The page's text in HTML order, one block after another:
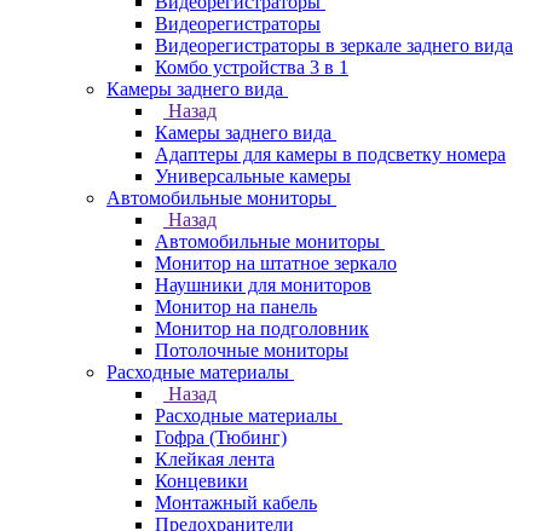
Видеорегистраторы
Видеорегистраторы в зеркале заднего вида
Комбо устройства 3 в 1
Камеры заднего вида
Назад
Камеры заднего вида
Адаптеры для камеры в подсветку номера
Универсальные камеры
Автомобильные мониторы
Назад
Автомобильные мониторы
Монитор на штатное зеркало
Наушники для мониторов
Монитор на панель
Монитор на подголовник
Потолочные мониторы
Расходные материалы
Назад
Расходные материалы
Гофра (Тюбинг)
Клейкая лента
Концевики
Монтажный кабель
Предохранители